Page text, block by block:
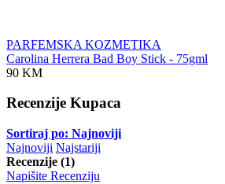
PARFEMSKA KOZMETIKA
Carolina Herrera Bad Boy Stick - 75gml
90 KM
Recenzije Kupaca
Sortiraj po: Najnoviji
Najnoviji Najstariji
Recenzije (1)
Napišite Recenziju